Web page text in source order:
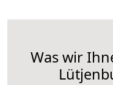
Was wir